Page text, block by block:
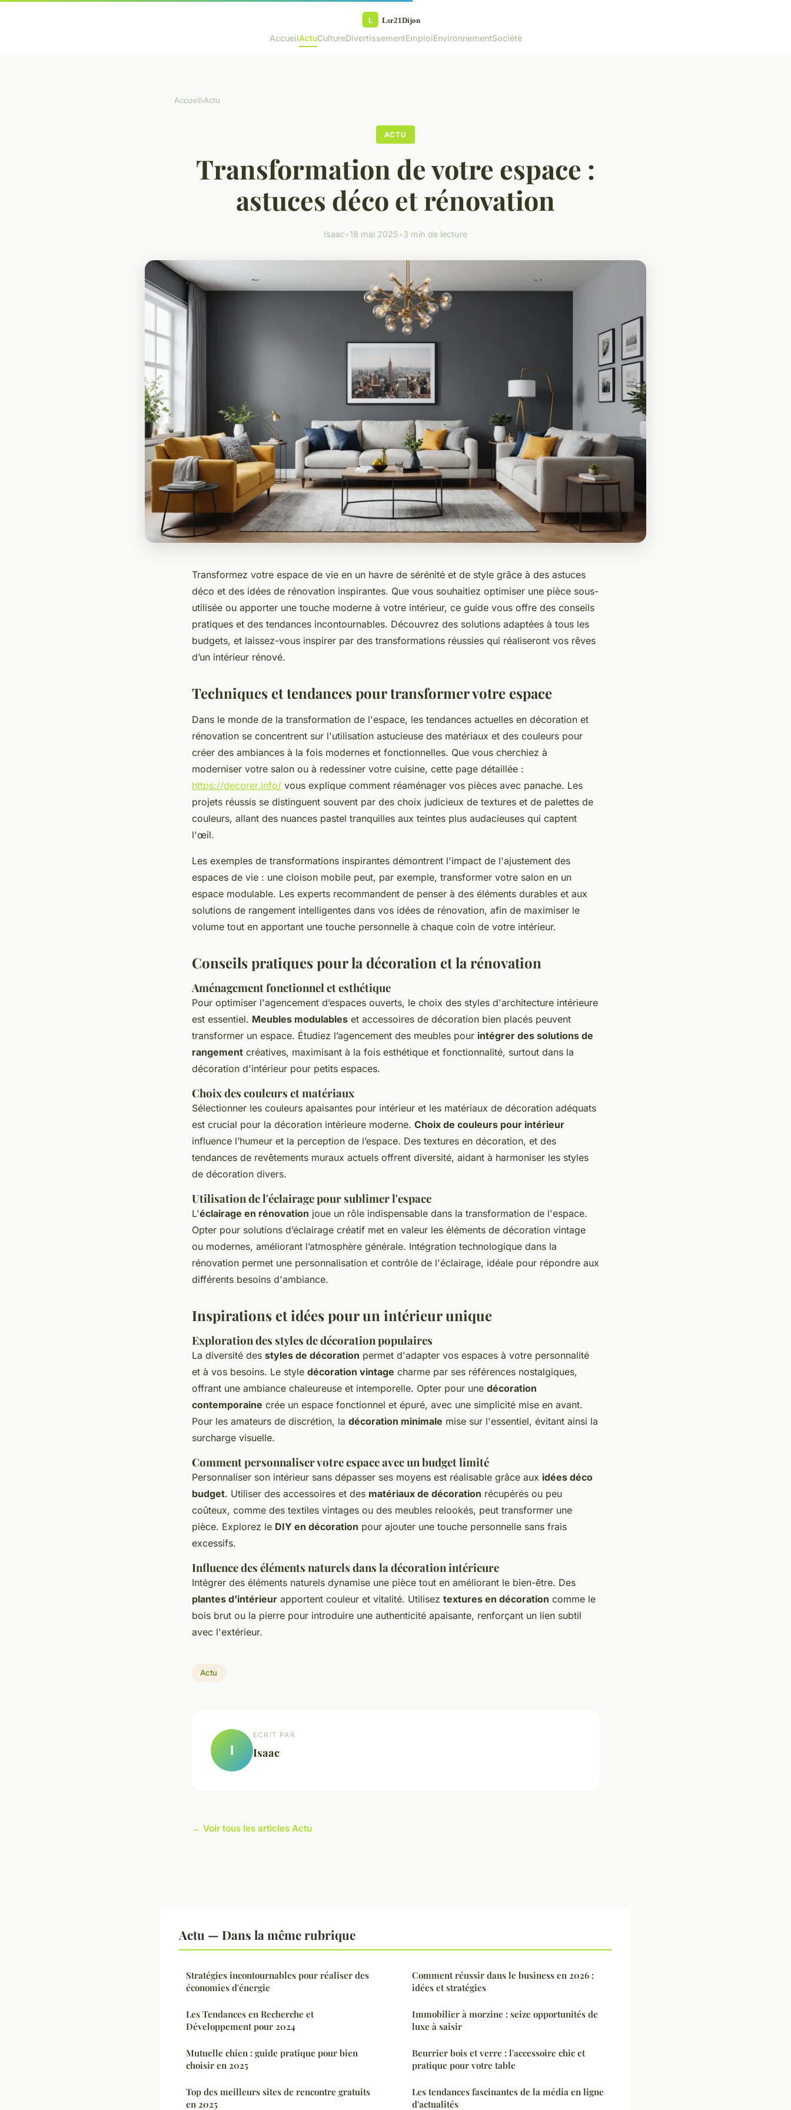
AccueilActuCultureDivertissementEmploiEnvironnementSociété
Accueil›Actu
ACTU
Transformation de votre espace :
astuces déco et rénovation
Isaac•18 mai 2025•3 min de lecture
Transformez votre espace de vie en un havre de sérénité et de style grâce à des astuces
déco et des idées de rénovation inspirantes. Que vous souhaitiez optimiser une pièce sous-
utilisée ou apporter une touche moderne à votre intérieur, ce guide vous offre des conseils
pratiques et des tendances incontournables. Découvrez des solutions adaptées à tous les
budgets, et laissez-vous inspirer par des transformations réussies qui réaliseront vos rêves
d’un intérieur rénové.
Techniques et tendances pour transformer votre espace
Dans le monde de la transformation de l'espace, les tendances actuelles en décoration et
rénovation se concentrent sur l'utilisation astucieuse des matériaux et des couleurs pour
créer des ambiances à la fois modernes et fonctionnelles. Que vous cherchiez à
moderniser votre salon ou à redessiner votre cuisine, cette page détaillée :
https://decorer.info/ vous explique comment réaménager vos pièces avec panache. Les
projets réussis se distinguent souvent par des choix judicieux de textures et de palettes de
couleurs, allant des nuances pastel tranquilles aux teintes plus audacieuses qui captent
l'œil.
Les exemples de transformations inspirantes démontrent l'impact de l'ajustement des
espaces de vie : une cloison mobile peut, par exemple, transformer votre salon en un
espace modulable. Les experts recommandent de penser à des éléments durables et aux
solutions de rangement intelligentes dans vos idées de rénovation, afin de maximiser le
volume tout en apportant une touche personnelle à chaque coin de votre intérieur.
Conseils pratiques pour la décoration et la rénovation
Aménagement fonctionnel et esthétique
Pour optimiser l'agencement d’espaces ouverts, le choix des styles d'architecture intérieure
est essentiel. Meubles modulables et accessoires de décoration bien placés peuvent
transformer un espace. Étudiez l’agencement des meubles pour intégrer des solutions de
rangement créatives, maximisant à la fois esthétique et fonctionnalité, surtout dans la
décoration d'intérieur pour petits espaces.
Choix des couleurs et matériaux
Sélectionner les couleurs apaisantes pour intérieur et les matériaux de décoration adéquats
est crucial pour la décoration intérieure moderne. Choix de couleurs pour intérieur
influence l’humeur et la perception de l’espace. Des textures en décoration, et des
tendances de revêtements muraux actuels offrent diversité, aidant à harmoniser les styles
de décoration divers.
Utilisation de l'éclairage pour sublimer l'espace
L'éclairage en rénovation joue un rôle indispensable dans la transformation de l'espace.
Opter pour solutions d’éclairage créatif met en valeur les éléments de décoration vintage
ou modernes, améliorant l’atmosphère générale. Intégration technologique dans la
rénovation permet une personnalisation et contrôle de l'éclairage, idéale pour répondre aux
différents besoins d'ambiance.
Inspirations et idées pour un intérieur unique
Exploration des styles de décoration populaires
La diversité des styles de décoration permet d'adapter vos espaces à votre personnalité
et à vos besoins. Le style décoration vintage charme par ses références nostalgiques,
offrant une ambiance chaleureuse et intemporelle. Opter pour une décoration
contemporaine crée un espace fonctionnel et épuré, avec une simplicité mise en avant.
Pour les amateurs de discrétion, la décoration minimale mise sur l'essentiel, évitant ainsi la
surcharge visuelle.
Comment personnaliser votre espace avec un budget limité
Personnaliser son intérieur sans dépasser ses moyens est réalisable grâce aux idées déco
budget. Utiliser des accessoires et des matériaux de décoration récupérés ou peu
coûteux, comme des textiles vintages ou des meubles relookés, peut transformer une
pièce. Explorez le DIY en décoration pour ajouter une touche personnelle sans frais
excessifs.
Influence des éléments naturels dans la décoration intérieure
Intégrer des éléments naturels dynamise une pièce tout en améliorant le bien-être. Des
plantes d'intérieur apportent couleur et vitalité. Utilisez textures en décoration comme le
bois brut ou la pierre pour introduire une authenticité apaisante, renforçant un lien subtil
avec l'extérieur.
Actu
I
ECRIT PAR
Isaac
← Voir tous les articles Actu
Actu — Dans la même rubrique
Stratégies incontournables pour réaliser des
économies d'énergie
Les Tendances en Recherche et
Développement pour 2024
Mutuelle chien : guide pratique pour bien
choisir en 2025
Top des meilleurs sites de rencontre gratuits
en 2025
Comment réussir dans le business en 2026 :
idées et stratégies
Immobilier à morzine : seize opportunités de
luxe à saisir
Beurrier bois et verre : l'accessoire chic et
pratique pour votre table
Les tendances fascinantes de la média en ligne
d'actualités